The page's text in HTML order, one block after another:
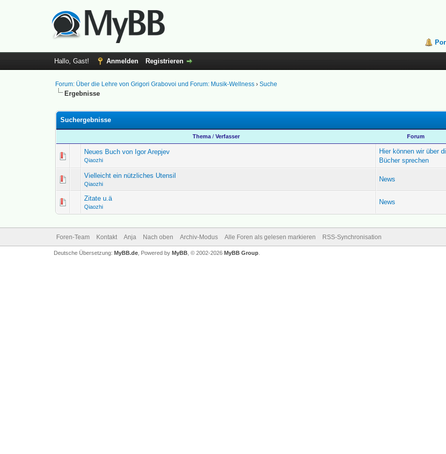
Hallo, Gast! Anmelden Registrieren
Forum: Über die Lehre von Grigori Grabovoi und Forum: Musik-Wellness ›Suche
Ergebnisse
Suchergebnisse
Thema /Verfasser Forum
Neues Buch von Igor Arepjev
Qiaozhi
Hier können wir über
Bücher sprechen
Vielleicht ein nützliches Utensil
Qiaozhi
News
Zitate u.ä
Qiaozhi
News
Foren-Team Kontakt Anja Nach oben Archiv-Modus Alle Foren als gelesen markieren RSS-Synchronisation
Deutsche Übersetzung: MyBB.de, Powered by MyBB, © 2002-2026 MyBB Group.